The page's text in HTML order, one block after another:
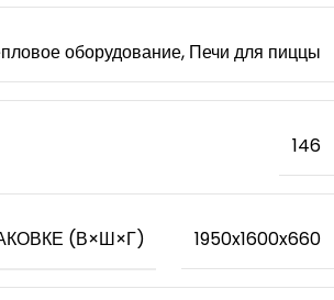
оборудование, Печи для пиццы
146
(В×Ш×Г) 1950x1600x660